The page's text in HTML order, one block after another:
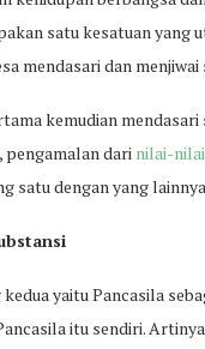
satu kesatuan yang
mendasari dan
kemudian
pengamalan dari nilai-
satu dengan yang
yaitu Pancasila
itu sendiri.